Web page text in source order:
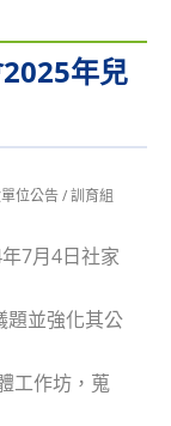
年兒
位公告/訓育組
7月4日社家
題並強化其公
工作坊，蒐